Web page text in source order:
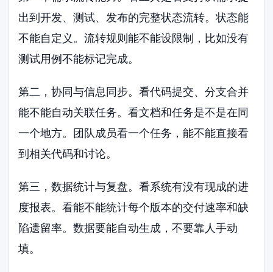
出到开发、测试、发布的完整状态流转。状态能
不能自定义。流转规则能不能设限制，比如没有
测试用例不能标记完成。
第二，协同与信息同步。看代码提交、分支合并
能不能自动关联任务。看文档和任务是不是在同
一个地方。团队成员看一个任务，能不能直接看
到相关代码和讨论。
第三，数据统计与复盘。看系统有没有现成的进
度报表。看能不能统计每个版本的交付速率和缺
陷遗留率。数据要能自动生成，不要靠人手动
填。